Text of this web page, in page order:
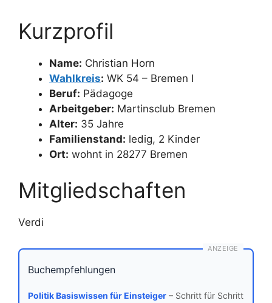
Kurzprofil
Name: Christian Horn
Wahlkreis: WK 54 – Bremen I
Beruf: Pädagoge
Arbeitgeber: Martinsclub Bremen
Alter: 35 Jahre
Familienstand: ledig, 2 Kinder
Ort: wohnt in 28277 Bremen
Mitgliedschaften
Verdi
ANZEIGE
Buchempfehlungen
Politik Basiswissen für Einsteiger– Schritt für Schritt